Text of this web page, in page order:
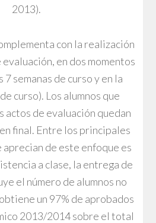
2013).
con la realización
en dos momentos
semanas de curso y en la
curso). Los alumnos que
actos de evaluación quedan
final. Entre los principales
de este enfoque es
a clase, la entrega de
el número de alumnos no
un 97% de aprobados
2013/2014 sobre el total